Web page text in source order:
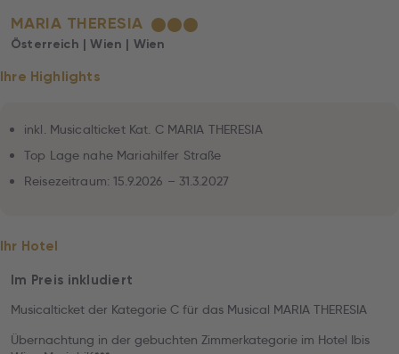
MARIA THERESIA ★★★
Österreich | Wien | Wien
Ihre Highlights
inkl. Musicalticket Kat. C MARIA THERESIA
Top Lage nahe Mariahilfer Straße
Reisezeitraum: 15.9.2026 – 31.3.2027
Ihr Hotel
Im Preis inkludiert
Musicalticket der Kategorie C für das Musical MARIA THERESIA
Übernachtung in der gebuchten Zimmerkategorie im Hotel Ibis